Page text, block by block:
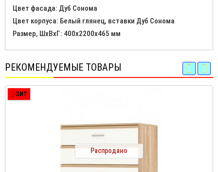
Цвет фасада: Дуб Сонома
Цвет корпуса: Белый глянец, вставки Дуб Сонома
Размер, ШхВхГ: 400х2200х465 мм
РЕКОМЕНДУЕМЫЕ ТОВАРЫ
ХИТ
Распродано